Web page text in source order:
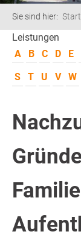
Sie sind hier:
Leistungen
A
B C D E
S
T U V W